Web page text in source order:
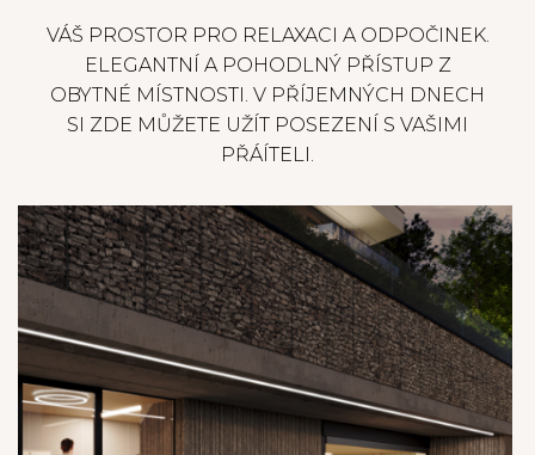
VÁŠ PROSTOR PRO RELAXACI A ODPOČINEK.
ELEGANTNÍ A POHODLNÝ PŘÍSTUP Z
OBYTNÉ MÍSTNOSTI. V PŘÍJEMNÝCH DNECH
SI ZDE MŮŽETE UŽÍT POSEZENÍ S VAŠIMI
PŘÁÍTELI.